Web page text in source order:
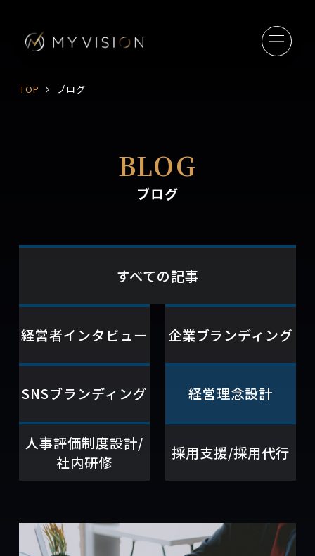
TOP ブログ
BLOG
ブログ
すべての記事
経営者インタビュー 企業ブランディング
SNSブランディング 経営理念設計
人事評価制度設計/
社内研修
採用支援/採用代行